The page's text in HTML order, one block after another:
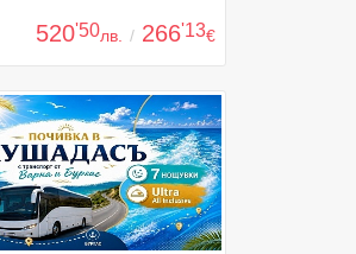
520'50лв. / 266'13€